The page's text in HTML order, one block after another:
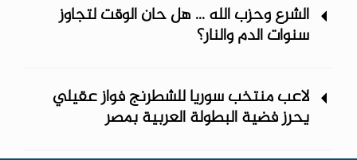
الشرع وحزب الله ... هل حان الوقت لتجاوز
سنوات الدم والنار؟
لاعب منتخب سوريا للشطرنج فواز عقيلي
يحرز فضية البطولة العربية بمصر